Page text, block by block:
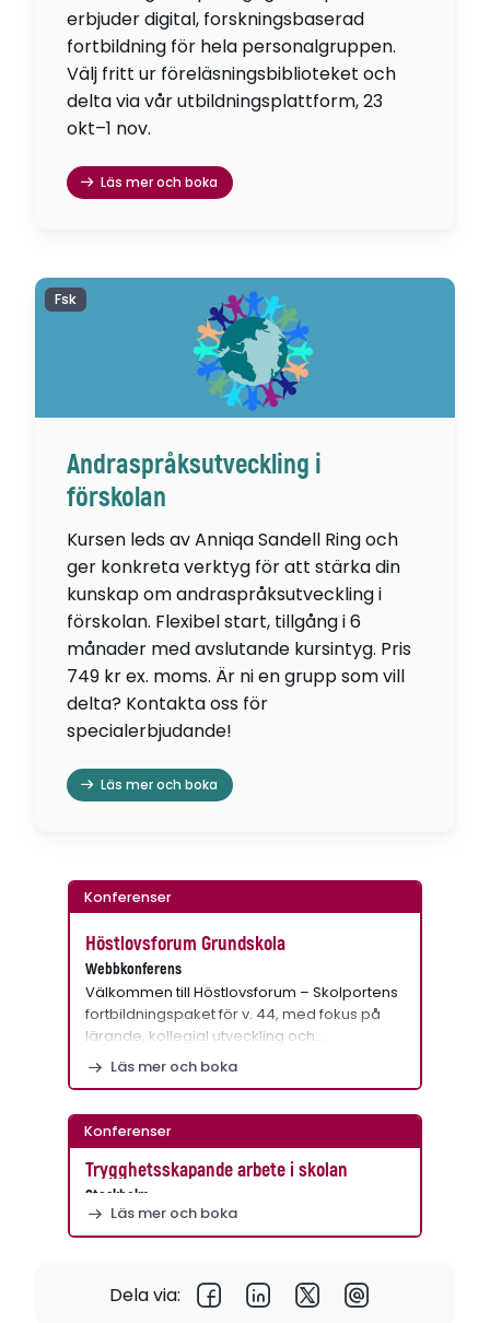
erbjuder digital, forskningsbaserad
fortbildning för hela personalgruppen.
Välj fritt ur föreläsningsbiblioteket och
delta via vår utbildningsplattform, 23
okt–1 nov.
Läs mer och boka
Andraspråksutveckling i
förskolan
Kursen leds av Anniqa Sandell Ring och
ger konkreta verktyg för att stärka din
kunskap om andraspråksutveckling i
förskolan. Flexibel start, tillgång i 6
månader med avslutande kursintyg. Pris
749 kr ex. moms. Är ni en grupp som vill
delta? Kontakta oss för
specialerbjudande!
Läs mer och boka
Fsk
Konferenser
Höstlovsforum Grundskola
Webbkonferens
Välkommen till Höstlovsforum – Skolportens
fortbildningspaket för v. 44, med fokus på
lärande, kollegial utveckling och…
Läs mer och boka
Konferenser
Trygghetsskapande arbete i skolan
Stockholm
Läs mer och boka
Dela via: